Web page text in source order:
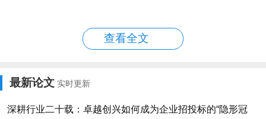
签订合同时要特别注意收费明细、付款方式、修
责任。
查看全文
最新论文 实时更新
深耕行业二十载：卓越创兴如何成为企业招投标的“隐形冠